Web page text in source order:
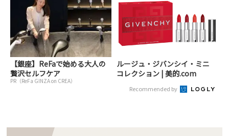
【銀座】ReFaで始める大人の
贅沢セルフケア
PR（ReFa GINZA on CREA）
ルージュ・ジバンシイ・ミニ
コレクション | 美的.com
Recommended by